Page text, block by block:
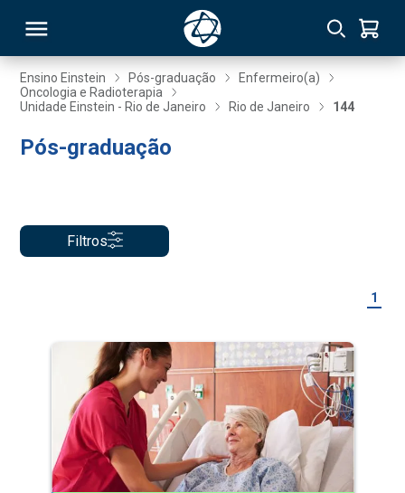
Ensino Einstein Pós-graduação
Enfermeiro(a)
Oncologia e Radioterapia
Unidade Einstein - Rio de Janeiro
Rio de Janeiro 144
Pós-graduação
Filtros
1